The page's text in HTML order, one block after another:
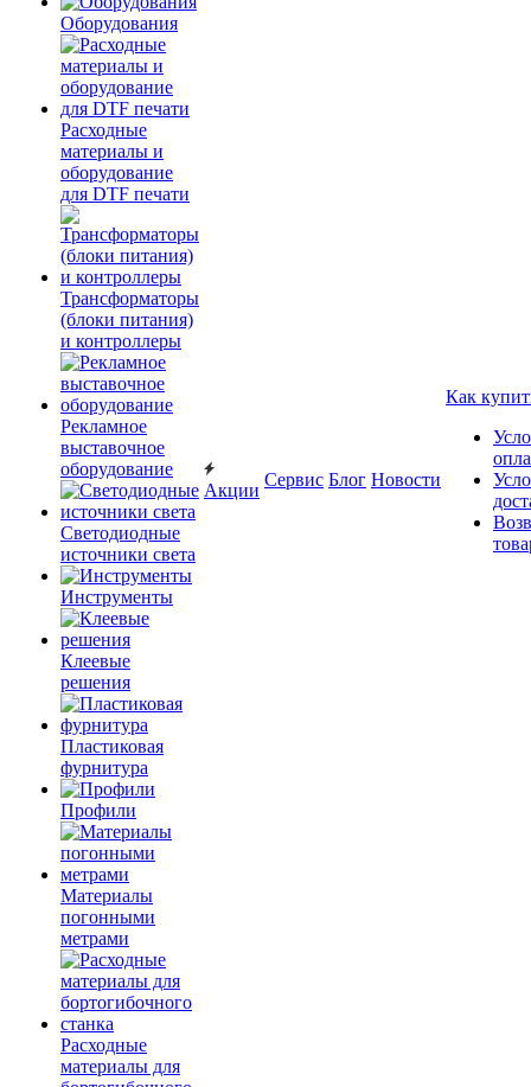
Оборудования
Расходные
материалы и
оборудование
для DTF печати
Трансформаторы
(блоки питания)
и контроллеры
Рекламное
выставочное
оборудование
Светодиодные
источники света
Инструменты
Клеевые
решения
Пластиковая
фурнитура
Профили
Материалы
погонными
метрами
Расходные
материалы для
Акции
Сервис Блог Новости
Как